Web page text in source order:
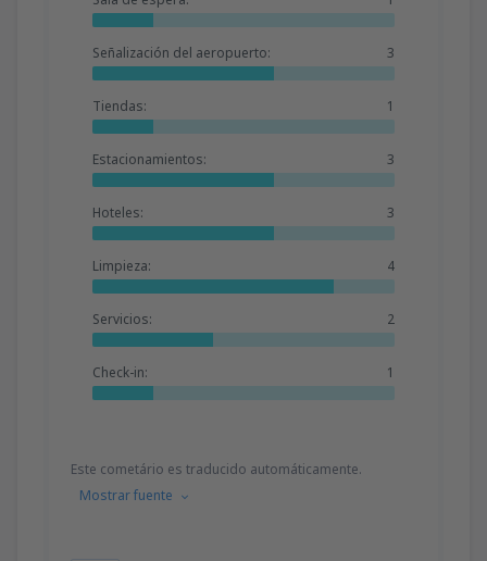
Señalización del aeropuerto: 3
Tiendas: 1
Estacionamientos: 3
Hoteles: 3
Limpieza: 4
Servicios: 2
Check-in: 1
Este cometário es traducido automáticamente.
Mostrar fuente